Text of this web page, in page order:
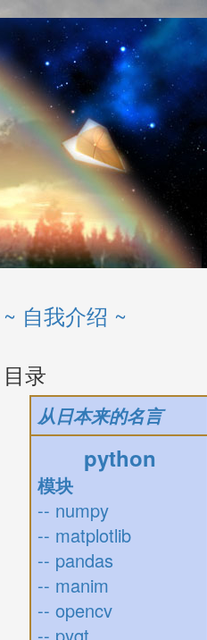
~ 自我介绍 ~
目录
从日本来的名言
python
模块
-- numpy
-- matplotlib
-- pandas
-- manim
-- opencv